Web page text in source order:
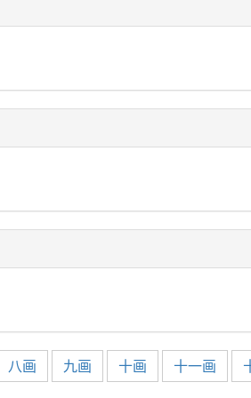
八画 九画 十画 十一画